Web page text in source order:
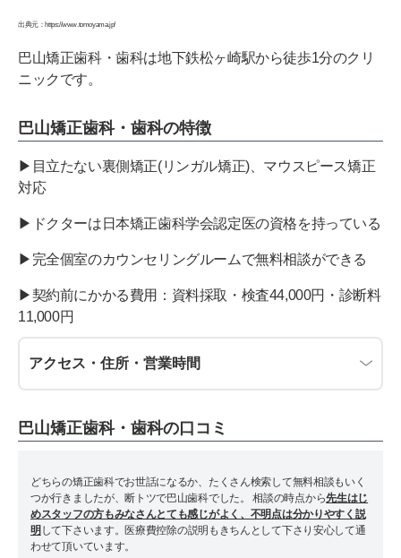
出典元：https://www.tomoyama.jp/
巴山矯正歯科・歯科は地下鉄松ヶ崎駅から徒歩1分のクリ
ニックです。
巴山矯正歯科・歯科の特徴
▶︎目立たない裏側矯正(リンガル矯正)、マウスピース矯正
対応
▶︎ドクターは日本矯正歯科学会認定医の資格を持っている
▶︎完全個室のカウンセリングルームで無料相談ができる
▶︎契約前にかかる費用：資料採取・検査44,000円・診断料
11,000円
アクセス・住所・営業時間
巴山矯正歯科・歯科の口コミ
どちらの矯正歯科でお世話になるか、たくさん検索して無料相談もいく
つか行きましたが、断トツで巴山歯科でした。 相談の時点から先生はじ
めスタッフの方もみなさんとても感じがよく、不明点は分かりやすく説
明 して下さいます。医療費控除の説明もきちんとして下さり安心して通
わせて頂いています。